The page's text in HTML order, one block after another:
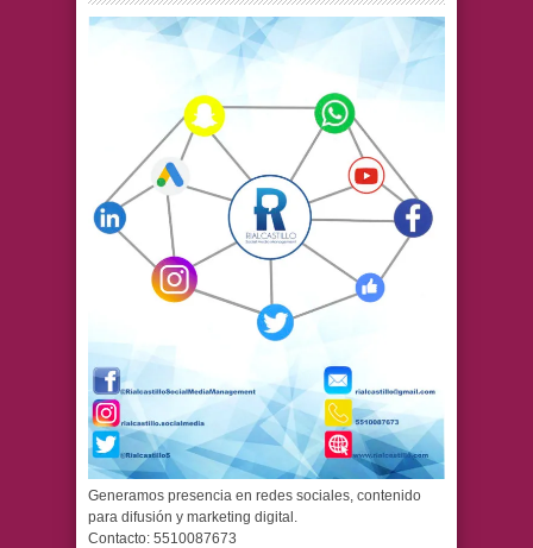
Generamos presencia en redes sociales, contenido
para difusión y marketing digital.
Contacto: 5510087673